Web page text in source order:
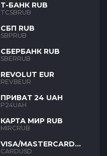
Т-БАНК RUB
TCSBRUB
СБП RUB
SBPRUB
СБЕРБАНК RUB
SBERRUB
REVOLUT EUR
REVBEUR
ПРИВАТ 24 UAH
P24UAH
КАРТА МИР RUB
MIRCRUB
VISA/MASTERCARD
USD
CARDUSD